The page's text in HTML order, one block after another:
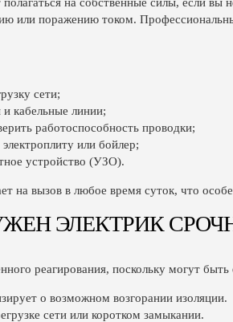
или поражению током.
сети;
кабельные линии;
работоспособность проводки;
или бойлер;
устройство (УЗО).
на вызов в любое время суток, что
ЭЛЕКТРИК
реагирования, поскольку могут
о возможном возгорании изоляции.
сети или коротком замыкании.